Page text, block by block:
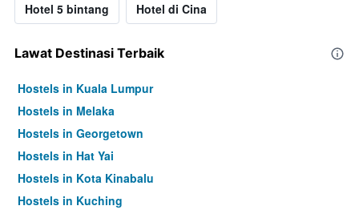
Hotel 5 bintang Hotel di Cina
Lawat Destinasi Terbaik
Hostels in Kuala Lumpur
Hostels in Melaka
Hostels in Georgetown
Hostels in Hat Yai
Hostels in Kota Kinabalu
Hostels in Kuching